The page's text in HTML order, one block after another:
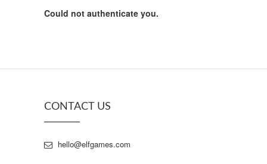
Could not authenticate you.
CONTACT US
hello@elfgames.com